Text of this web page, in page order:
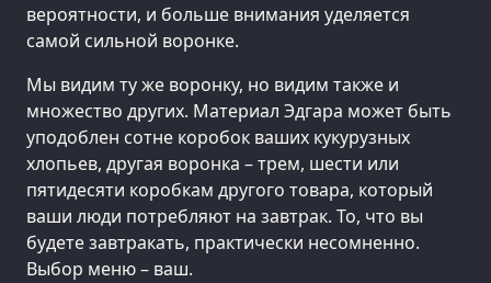
вероятности, и больше внимания уделяется
самой сильной воронке.
Мы видим ту же воронку, но видим также и
множество других. Материал Эдгара может быть
уподоблен сотне коробок ваших кукурузных
хлопьев, другая воронка – трем, шести или
пятидесяти коробкам другого товара, который
ваши люди потребляют на завтрак. То, что вы
будете завтракать, практически несомненно.
Выбор меню – ваш.